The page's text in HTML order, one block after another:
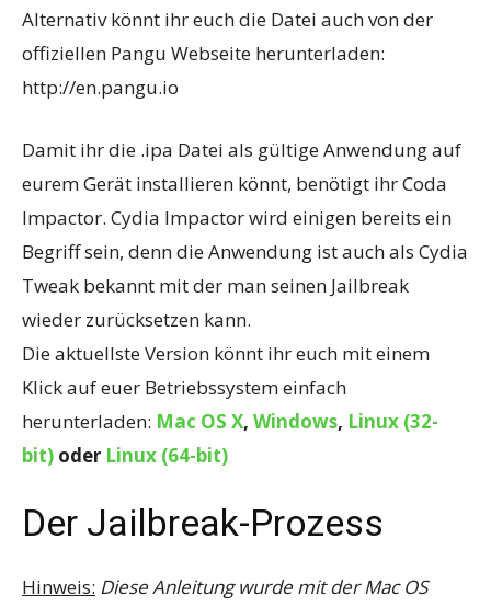
Alternativ könnt ihr euch die Datei auch von der
offiziellen Pangu Webseite herunterladen:
http://en.pangu.io
Damit ihr die .ipa Datei als gültige Anwendung auf
eurem Gerät installieren könnt, benötigt ihr Coda
Impactor. Cydia Impactor wird einigen bereits ein
Begriff sein, denn die Anwendung ist auch als Cydia
Tweak bekannt mit der man seinen Jailbreak
wieder zurücksetzen kann.
Die aktuellste Version könnt ihr euch mit einem
Klick auf euer Betriebssystem einfach
herunterladen: Mac OS X, Windows, Linux (32-
bit) oder Linux (64-bit)
Der Jailbreak-Prozess
Hinweis: Diese Anleitung wurde mit der Mac OS